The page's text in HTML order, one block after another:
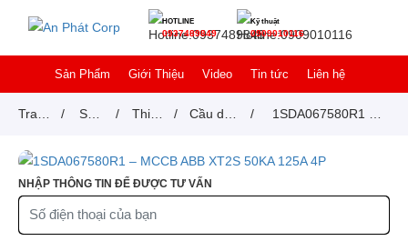
HOTLINE
0937489849
Kỹ thuật
0909010116
Sản Phẩm Giới Thiệu Video Tin tức Liên hệ
Trang
chủ
/ Sản / Thiết
đóng
cắt
/ Cầu dao
MCCB
/ 1SDA067580R1 –
NHẬP THÔNG TIN ĐỂ ĐƯỢC TƯ VẤN